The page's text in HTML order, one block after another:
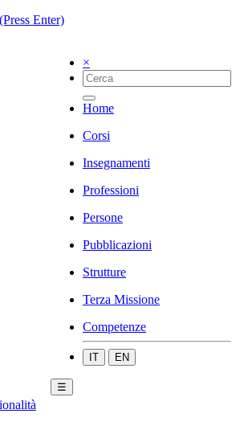
Enter)
×
Home
Corsi
Insegnamenti
Professioni
Persone
Pubblicazioni
Strutture
Terza Missione
Competenze
IT EN
☰